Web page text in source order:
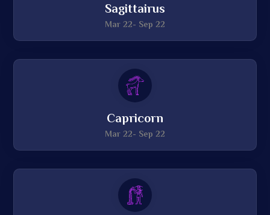
Sagittairus
Mar 22- Sep 22
Capricorn
Mar 22- Sep 22